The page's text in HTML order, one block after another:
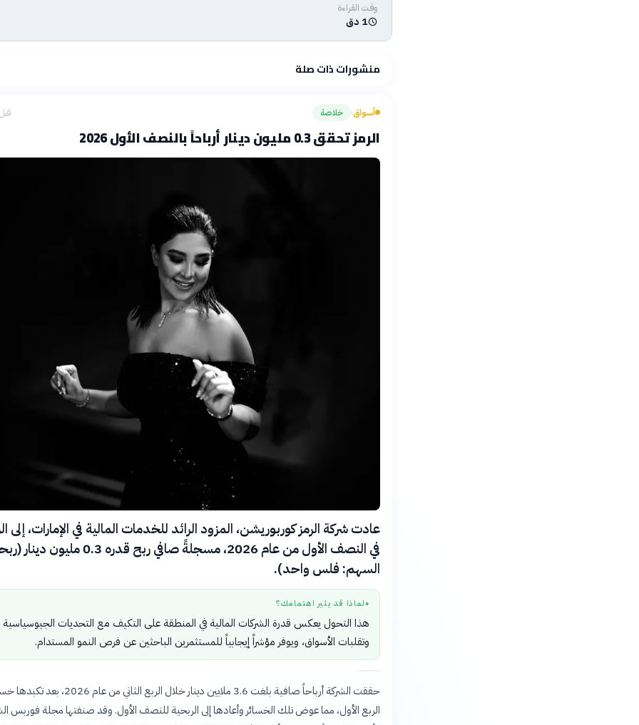
وقت القراءة
1 دق
منشورات ذات صلة
أسواق› خلاصة قبل 3
الرمز تحقق 0.3 مليون دينار أرباحاً بالنصف الأول 2026
عادت شركة الرمز كوربوريشن، المزود الرائد للخدمات المالية في الإمارات، إلى
في النصف الأول من عام 2026، مسجلةً صافي ربح قدره 0.3 مليون
السهم: فلس واحد).
● لماذا قد يثير اهتمامك؟
هذا التحول يعكس قدرة الشركات المالية في المنطقة على التكيف مع التحديات الجيوسياسية
وتقلبات الأسواق، ويوفر مؤشراً إيجابياً للمستثمرين الباحثين عن فرص النمو المستدام.
حققت الشركة أرباحاً صافية بلغت 3.6 ملايين دينار خلال الربع الثاني من
الربع الأول، مما عوض تلك الخسائر وأعادها إلى الربحية للنصف الأول. وقد صنفتها مجلة فوربس